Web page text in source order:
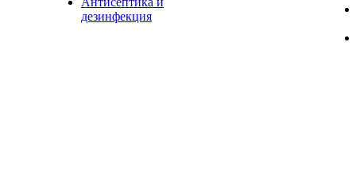
дезинфекция